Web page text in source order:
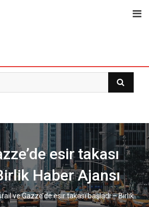
esir takası
Haber Ajansı
ve Gazze’de esir takası başladı – Birlik